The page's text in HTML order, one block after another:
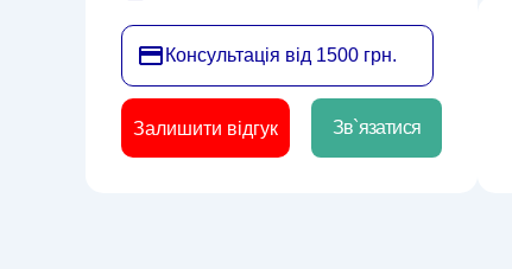
Консультація від 1500 грн.
Залишити відгук Зв`язатися